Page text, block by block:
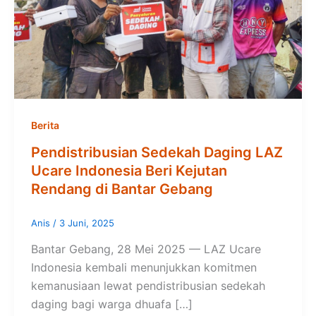
Berita
Pendistribusian Sedekah Daging LAZ
Ucare Indonesia Beri Kejutan
Rendang di Bantar Gebang
Anis / 3 Juni, 2025
Bantar Gebang, 28 Mei 2025 — LAZ Ucare
Indonesia kembali menunjukkan komitmen
kemanusiaan lewat pendistribusian sedekah
daging bagi warga dhuafa […]